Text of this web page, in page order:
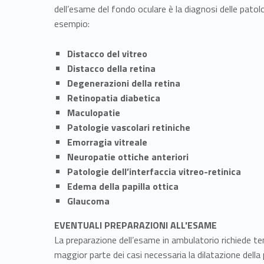
dell’esame del fondo oculare è la diagnosi delle
esempio:
Distacco del vitreo
Distacco della retina
Degenerazioni della retina
Retinopatia diabetica
Maculopatie
Patologie vascolari retiniche
Emorragia vitreale
Neuropatie ottiche anteriori
Patologie dell’interfaccia vitreo-retinica
Edema della papilla ottica
Glaucoma
EVENTUALI PREPARAZIONI ALL'ESAME
La preparazione dell’esame in ambulatorio richiede
maggior parte dei casi necessaria la dilatazione